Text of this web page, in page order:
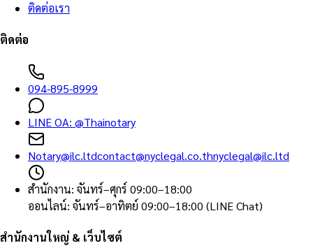
ติดต่อเรา
ติดต่อ
094-895-8999
LINE OA: @Thainotary
Notary@ilc.ltdcontact@nyclegal.co.thnyclegal@ilc.ltd
สำนักงาน: จันทร์–ศุกร์ 09:00–18:00
ออนไลน์: จันทร์–อาทิตย์ 09:00–18:00 (LINE Chat)
สำนักงานใหญ่ & เว็บไซต์